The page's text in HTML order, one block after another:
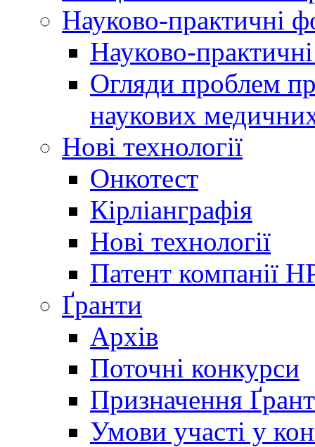
Науково-практичні
Науково-
Огляди проблем
наукових
Нові технології
Онкотест
Кірліанграфія
Нові технології
Патент компанії
Ґранти
Архів
Поточні конкурси
Призначення
Умови участі у